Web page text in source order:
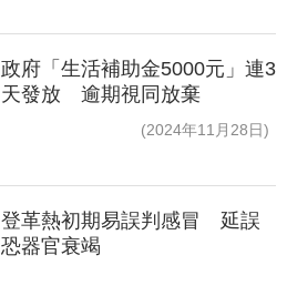
政府「生活補助金5000元」連3
天發放 逾期視同放棄
(2024年11月28日)
登革熱初期易誤判感冒　延誤
恐器官衰竭